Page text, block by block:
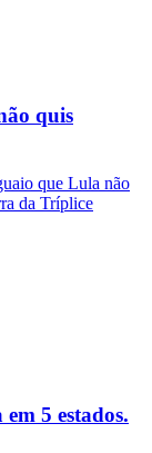
quis
que Lula não
da Tríplice
5 estados.